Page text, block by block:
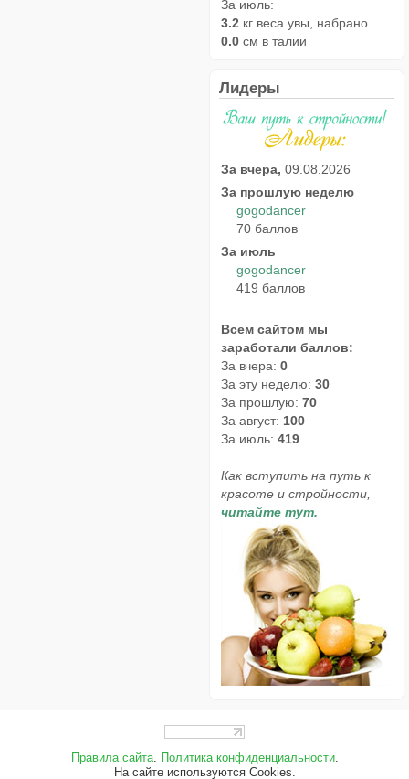
За июль:
3.2 кг веса увы, набрано...
0.0 см в талии
Лидеры
За вчера, 09.08.2026
За прошлую неделю
gogodancer
70 баллов
За июль
gogodancer
419 баллов
Всем сайтом мы
заработали баллов:
За вчера: 0
За эту неделю: 30
За прошлую: 70
За август: 100
За июль: 419
Как вступить на путь к
красоте и стройности,
читайте тут.
Правила сайта. Политика конфиденциальности.
На сайте используются Cookies.